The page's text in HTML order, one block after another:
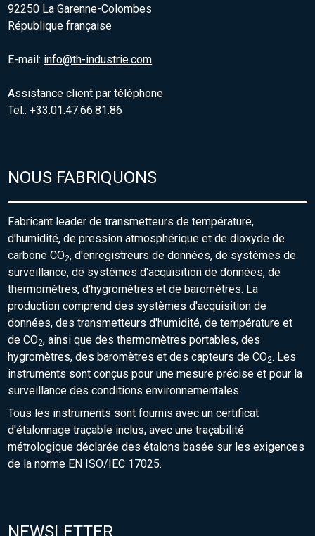
92250 La Garenne-Colombes
République française
E-mail: info@th-industrie.com
Assistance client par téléphone
Tel.: +33.01.47.66.81.86
NOUS FABRIQUONS
Fabricant leader de transmetteurs de température,
d'humidité, de pression atmosphérique et de dioxyde de
carbone CO2, d'enregistreurs de données, de systèmes de
surveillance, de systèmes d'acquisition de données, de
thermomètres, d'hygromètres et de baromètres. La
production comprend des systèmes d'acquisition de
données, des transmetteurs d'humidité, de température et
de CO2, ainsi que des thermomètres portables, des
hygromètres, des baromètres et des capteurs de CO2. Les
instruments sont conçus pour une mesure précise et pour la
surveillance des conditions environnementales.
Tous les instruments sont fournis avec un certificat
d'étalonnage traçable inclus, avec une traçabilité
métrologique déclarée des étalons basée sur les exigences
de la norme EN ISO/IEC 17025.
NEWSLETTER